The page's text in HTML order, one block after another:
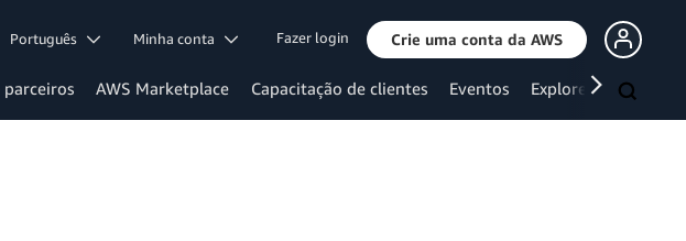
Português Minha conta Fazer login Crie uma conta da AWS
parceiros AWS Marketplace Capacitação de clientes Eventos Explore mais